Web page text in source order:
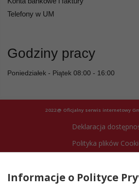
Telefony w UM
Godziny pracy
Poniedziałek - Piątek 08:00 - 16:00
2022@ Oficjalny serwis internetowy
Deklaracja
Polityka plików
Informacje o Polityce